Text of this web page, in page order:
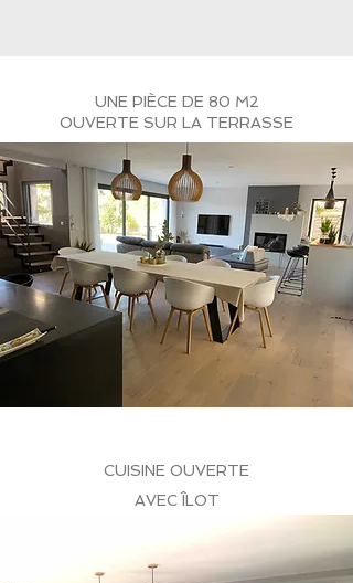
UNE PIÈCE DE 80 M2
OUVERTE SUR LA TERRASSE
CUISINE OUVERTE
AVEC ÎLOT